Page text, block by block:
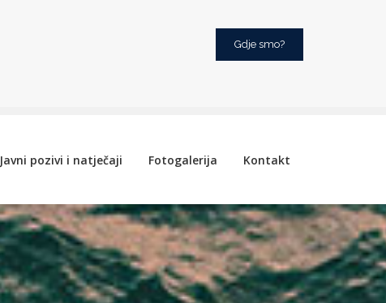
Gdje smo?
Javni pozivi i natječaji Fotogalerija Kontakt